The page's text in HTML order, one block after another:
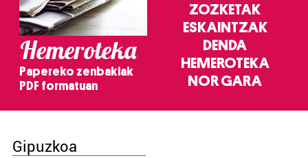
Hemeroteka
Papereko zenbakiak
PDF formatuan
ZOZKETAK
ESKAINTZAK
DENDA
HEMEROTEKA
NOR GARA
Gipuzkoa